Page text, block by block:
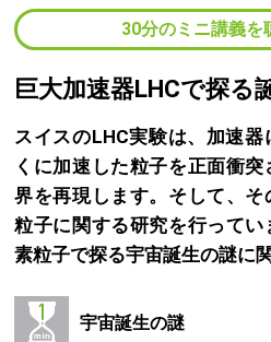
30分のミニ講義を
巨大加速器LHCで探る
スイスのLHC実験は、加速
くに加速した粒子を正面衝
界を再現します。そして、
粒子に関する研究を行ってい
素粒子で探る宇宙誕生の謎に
宇宙誕生の謎